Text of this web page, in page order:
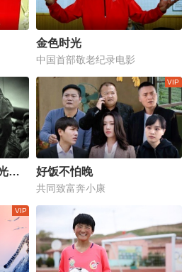
金色时光
中国首部敬老纪录电影
保家卫国——抗美援朝光影纪实 好饭不怕晚
共同致富奔小康